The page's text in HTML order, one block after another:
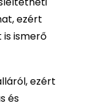
ezért
ismerő
ezért
és